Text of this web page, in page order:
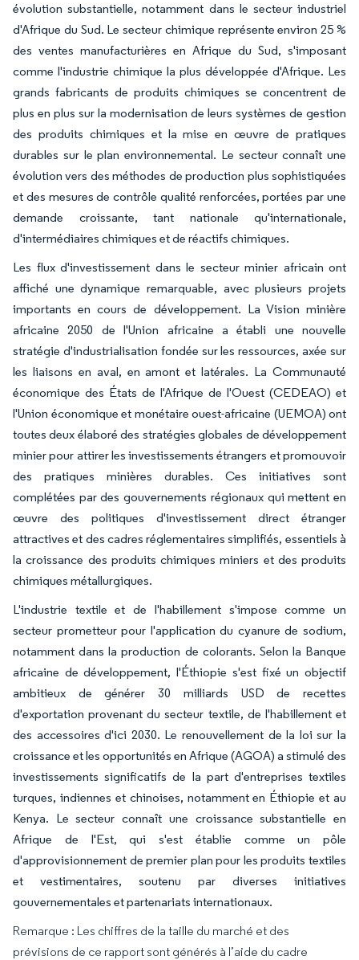
évolution substantielle, notamment dans le secteur industriel
d'Afrique du Sud. Le secteur chimique représente environ 25 %
des ventes manufacturières en Afrique du Sud, s'imposant
comme l'industrie chimique la plus développée d'Afrique. Les
grands fabricants de produits chimiques se concentrent de
plus en plus sur la modernisation de leurs systèmes de gestion
des produits chimiques et la mise en œuvre de pratiques
durables sur le plan environnemental. Le secteur connaît une
évolution vers des méthodes de production plus sophistiquées
et des mesures de contrôle qualité renforcées, portées par une
demande croissante, tant nationale qu'internationale,
d'intermédiaires chimiques et de réactifs chimiques.
Les flux d'investissement dans le secteur minier africain ont
affiché une dynamique remarquable, avec plusieurs projets
importants en cours de développement. La Vision minière
africaine 2050 de l'Union africaine a établi une nouvelle
stratégie d'industrialisation fondée sur les ressources, axée sur
les liaisons en aval, en amont et latérales. La Communauté
économique des États de l'Afrique de l'Ouest (CEDEAO) et
l'Union économique et monétaire ouest-africaine (UEMOA) ont
toutes deux élaboré des stratégies globales de développement
minier pour attirer les investissements étrangers et promouvoir
des pratiques minières durables. Ces initiatives sont
complétées par des gouvernements régionaux qui mettent en
œuvre des politiques d'investissement direct étranger
attractives et des cadres réglementaires simplifiés, essentiels à
la croissance des produits chimiques miniers et des produits
chimiques métallurgiques.
L'industrie textile et de l'habillement s'impose comme un
secteur prometteur pour l'application du cyanure de sodium,
notamment dans la production de colorants. Selon la Banque
africaine de développement, l'Éthiopie s'est fixé un objectif
ambitieux de générer 30 milliards USD de recettes
d'exportation provenant du secteur textile, de l'habillement et
des accessoires d'ici 2030. Le renouvellement de la loi sur la
croissance et les opportunités en Afrique (AGOA) a stimulé des
investissements significatifs de la part d'entreprises textiles
turques, indiennes et chinoises, notamment en Éthiopie et au
Kenya. Le secteur connaît une croissance substantielle en
Afrique de l'Est, qui s'est établie comme un pôle
d'approvisionnement de premier plan pour les produits textiles
et vestimentaires, soutenu par diverses initiatives
gouvernementales et partenariats internationaux.
Remarque : Les chiffres de la taille du marché et des
prévisions de ce rapport sont générés à l’aide du cadre